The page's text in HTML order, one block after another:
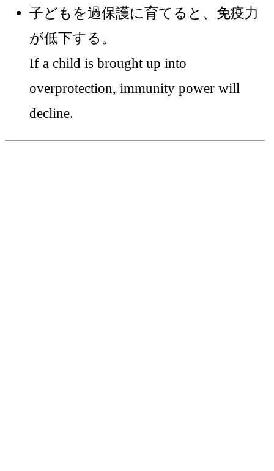
子どもを過保護に育てると、免疫力
が低下する。
If a child is brought up into
overprotection, immunity power will
decline.